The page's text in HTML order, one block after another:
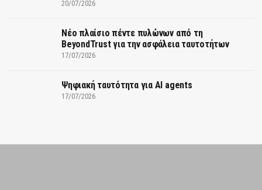
20/07/2026
Νέο πλαίσιο πέντε πυλώνων από τη
BeyondTrust για την ασφάλεια ταυτοτήτων
17/07/2026
Ψηφιακή ταυτότητα για AI agents
17/07/2026